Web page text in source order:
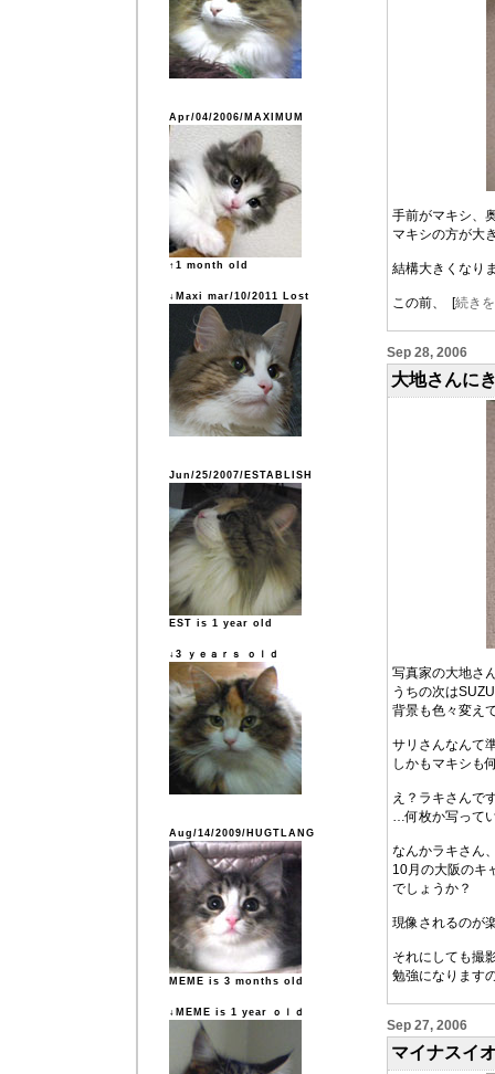
Apr/04/2006/MAXIMUM
↑1 month old
↓Maxi mar/10/2011 Lost
Jun/25/2007/ESTABLISH
EST is 1 year old
↓3 ｙｅａｒｓ ｏｌｄ
Aug/14/2009/HUGTLANG
MEME is 3 months old
↓MEME is 1 year ｏｌｄ
手前がマキシ、
マキシの方が大
結構大きくなり
この前、 [続き
Sep 28, 2006
大地さんに
写真家の大地さ
うちの次は
背景も色々変え
サリさんなんて
しかもマキシも
え？ラキさんで
…何枚か写って
なんかラキさん
10月の大阪のキ
でしょうか？
現像されるのが
それにしても撮
勉強になります
Sep 27, 2006
マイナスイ